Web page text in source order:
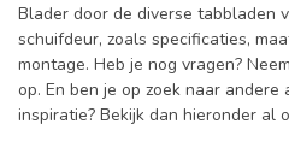
Blader door de diverse tabbladen
schuifdeur, zoals specificaties,
montage. Heb je nog vragen?
op. En ben je op zoek naar
inspiratie? Bekijk dan hieronder al